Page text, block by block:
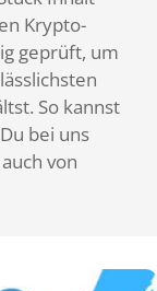
Krypto-
geprüft, um
So kannst
bei uns
von